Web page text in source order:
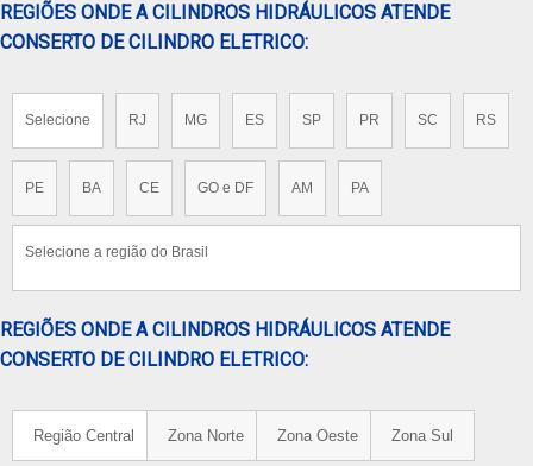
REGIÕES ONDE A CILINDROS HIDRÁULICOS ATENDE
CONSERTO DE CILINDRO ELETRICO:
Selecione RJ MG ES SP PR SC RS
PE BA CE GO e DF AM PA
Selecione a região do Brasil
REGIÕES ONDE A CILINDROS HIDRÁULICOS ATENDE
CONSERTO DE CILINDRO ELETRICO:
Região Central Zona Norte Zona Oeste Zona Sul